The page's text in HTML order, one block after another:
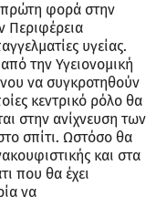
πρώτη φορά στην
Περιφέρεια
υγείας.
την Υγειονομική
να συγκροτηθούν
κεντρικό ρόλο θα
στην ανίχνευση των
σπίτι. Ωστόσο θα
και στα
που θα έχει
να